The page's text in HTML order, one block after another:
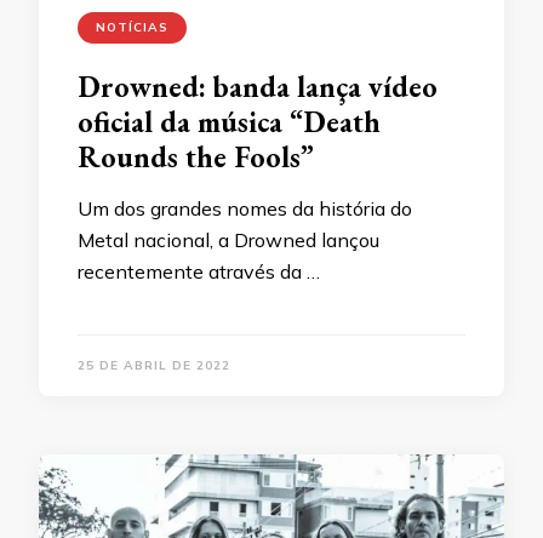
NOTÍCIAS
Drowned: banda lança vídeo
oficial da música “Death
Rounds the Fools”
Um dos grandes nomes da história do
Metal nacional, a Drowned lançou
recentemente através da …
25 DE ABRIL DE 2022